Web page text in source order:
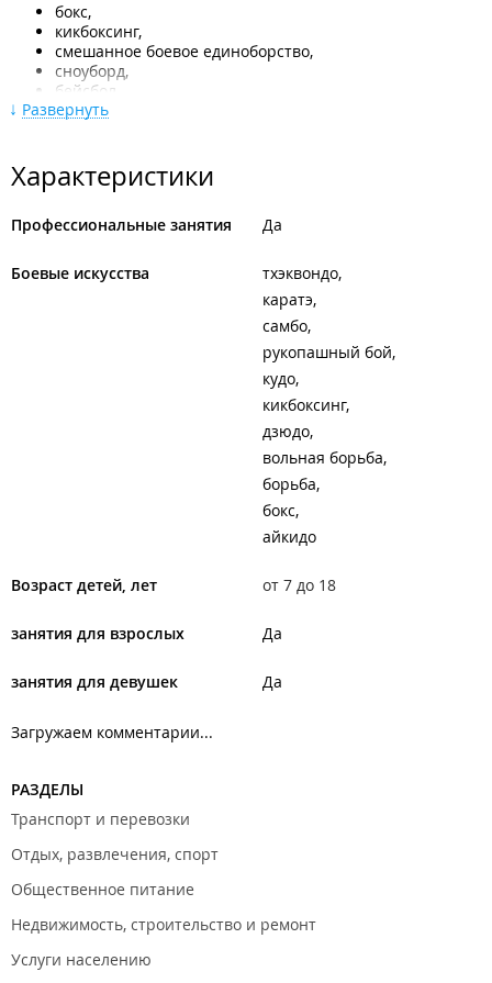
бокс,
кикбоксинг,
смешанное боевое единоборство,
сноуборд,
бейсбол,
карате,
По адресу ул. Уборевича, 20:
джиу-джитсу.
​Муниципальное бюджетное учреждение дополнительного
Развернуть
Характеристики
Профессиональные занятия Да
Боевые искусства
тхэквондо
каратэ
самбо
рукопашный бой
кудо
кикбоксинг
дзюдо
вольная борьба
борьба
бокс
айкидо
Возраст детей, лет от 7 до 18
занятия для взрослых Да
занятия для девушек Да
Загружаем комментарии...
РАЗДЕЛЫ
Транспорт и перевозки
Отдых, развлечения, спорт
Общественное питание
Недвижимость, строительство и ремонт
Услуги населению